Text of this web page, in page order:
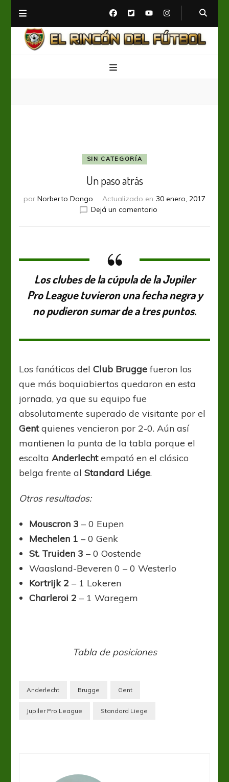
SIN CATEGORÍA
Un paso atrás
por Norberto Dongo Actualizado en 30 enero, 2017
Dejá un comentarioen
Los clubes de la cúpula de la Jupiler
Pro League tuvieron una fecha negra y
no pudieron sumar de a tres puntos.
Los fanáticos delClub Brugge fueron los
que más boquiabiertos quedaron en esta
jornada, ya que su equipo fue
absolutamente superado de visitante por el
Gentquienes vencieron por 2-0. Aún así
mantienen la punta de la tabla porque el
escolta Anderlechtempató en el clásico
belga frente alStandard Liége.
Otros resultados:
Mouscron 3 – 0 Eupen
Mechelen 1 – 0 Genk
St. Truiden 3 – 0 Oostende
Waasland-Beveren 0 – 0 Westerlo
Kortrijk 2 – 1 Lokeren
Charleroi 2 – 1 Waregem
Tabla de posiciones
Anderlecht Brugge Gent
Jupiler Pro League Standard Liege